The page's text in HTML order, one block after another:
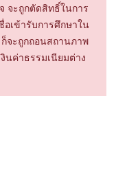
จะถูกตัดสิทธิ์ในการ
อเข้ารับการศึกษาใน
จะถูกถอนสถานภาพ
นค่าธรรมเนียมต่าง